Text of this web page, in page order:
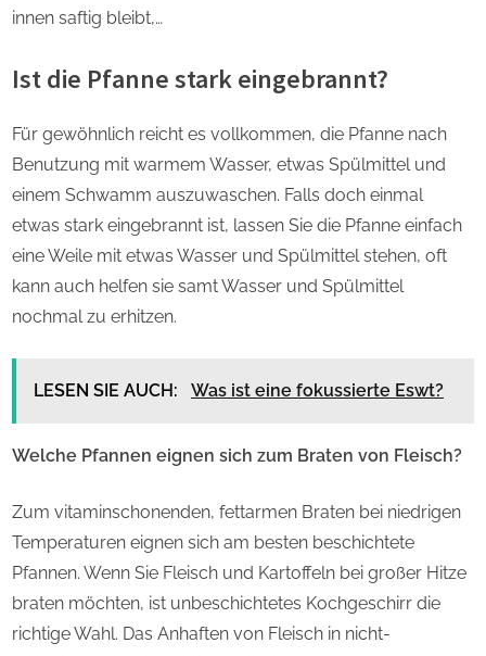
innen saftig bleibt,…
Ist die Pfanne stark eingebrannt?
Für gewöhnlich reicht es vollkommen, die Pfanne nach
Benutzung mit warmem Wasser, etwas Spülmittel und
einem Schwamm auszuwaschen. Falls doch einmal
etwas stark eingebrannt ist, lassen Sie die Pfanne einfach
eine Weile mit etwas Wasser und Spülmittel stehen, oft
kann auch helfen sie samt Wasser und Spülmittel
nochmal zu erhitzen.
LESEN SIE AUCH: Was ist eine fokussierte Eswt?
Welche Pfannen eignen sich zum Braten von Fleisch?
Zum vitaminschonenden, fettarmen Braten bei niedrigen
Temperaturen eignen sich am besten beschichtete
Pfannen. Wenn Sie Fleisch und Kartoffeln bei großer Hitze
braten möchten, ist unbeschichtetes Kochgeschirr die
richtige Wahl. Das Anhaften von Fleisch in nicht-